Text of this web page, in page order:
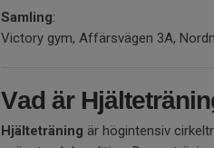
Samling:
Victory gym, Affärsvägen 3A,
Vad är
Hjälteträning är högintensiv